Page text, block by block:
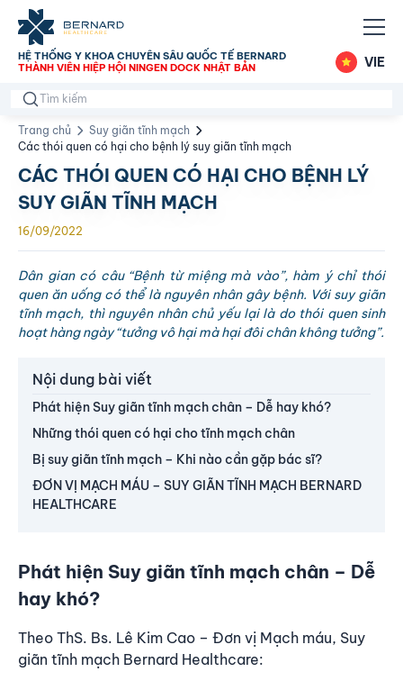
HỆ THỐNG Y KHOA CHUYÊN SÂU QUỐC TẾ BERNARD
THÀNH VIÊN HIỆP HỘI NINGEN DOCK NHẬT BẢN
VIE
Trang chủ
Suy giãn tĩnh mạch
Các thói quen có hại cho bệnh lý suy giãn tĩnh mạch
CÁC THÓI QUEN CÓ HẠI CHO BỆNH LÝ
SUY GIÃN TĨNH MẠCH
16/09/2022
Dân gian có câu “Bệnh từ miệng mà vào”, hàm ý chỉ thói
quen ăn uống có thể là nguyên nhân gây bệnh. Với suy giãn
tĩnh mạch, thì nguyên nhân chủ yếu lại là do thói quen sinh
hoạt hàng ngày “tưởng vô hại mà hại đôi chân không tưởng”.
Nội dung bài viết
Phát hiện Suy giãn tĩnh mạch chân – Dễ hay khó?
Những thói quen có hại cho tĩnh mạch chân
Bị suy giãn tĩnh mạch – Khi nào cần gặp bác sĩ?
ĐƠN VỊ MẠCH MÁU – SUY GIÃN TĨNH MẠCH BERNARD
HEALTHCARE
Phát hiện Suy giãn tĩnh mạch chân – Dễ
hay khó?
Theo ThS. Bs. Lê Kim Cao – Đơn vị Mạch máu, Suy
giãn tĩnh mạch Bernard Healthcare: